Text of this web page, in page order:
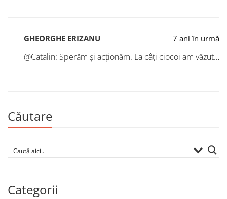
GHEORGHE ERIZANU 7 ani în urmă
@Catalin: Sperăm și acționăm. La câți ciocoi am văzut…
Căutare
Categorii